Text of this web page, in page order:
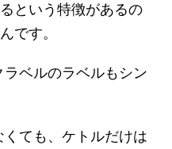
という特徴があるの
です。
ベルのラベルもシン
ても、ケトルだけは